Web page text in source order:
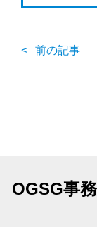
前の記事
OGSG事